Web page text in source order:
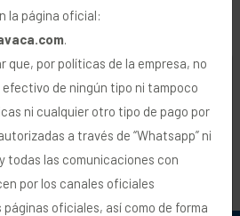
POLARIS
XPEDITION
Desde $979,900
MXN
similares para
su navegación, analizar visitas
Para más información, vea
.
la página oficial:
.
que, por políticas de la empresa, no
de ningún tipo ni tampoco
ni cualquier otro tipo de pago por
a través de “Whatsapp” ni
todas las comunicaciones con
por los canales oficiales
oficiales, así como de forma